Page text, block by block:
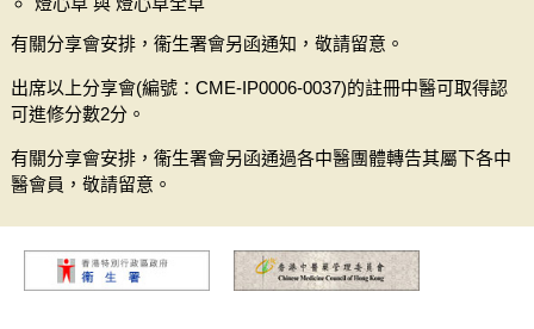
有關分享會安排，衞生署會另函通知，敬請留意。
出席以上分享會(編號：CME-IP0006-0037)的註冊中醫可取得認
可進修分數2分。
有關分享會安排，衞生署會另函通過各中醫團體轉告其屬下各中
醫會員，敬請留意。